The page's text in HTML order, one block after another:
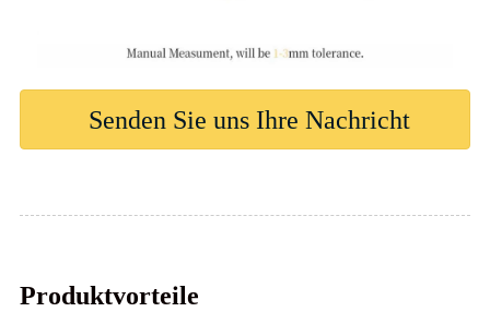
Senden Sie uns Ihre Nachricht
Produktvorteile